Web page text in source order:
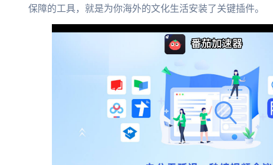
保障的工具，就是为你海外的文化生活安装了关键插件。